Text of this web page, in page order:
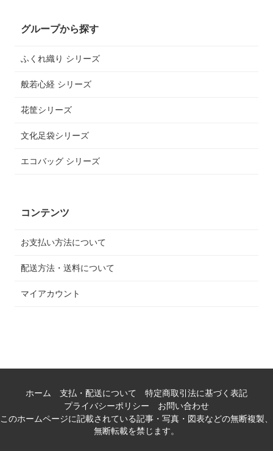
グループから探す
ふくれ織り シリーズ
般若心経 シリーズ
花筐シリーズ
文化足袋シリーズ
エコバッグ シリーズ
コンテンツ
お支払い方法について
配送方法・送料について
マイアカウント
ホーム 支払・配送について
特定商取引法に基づく表記
プライバシーポリシー
お問い合わせ
このホームページに記載されている記事・写真・図表などの無断複製、
無断転載を禁じます。